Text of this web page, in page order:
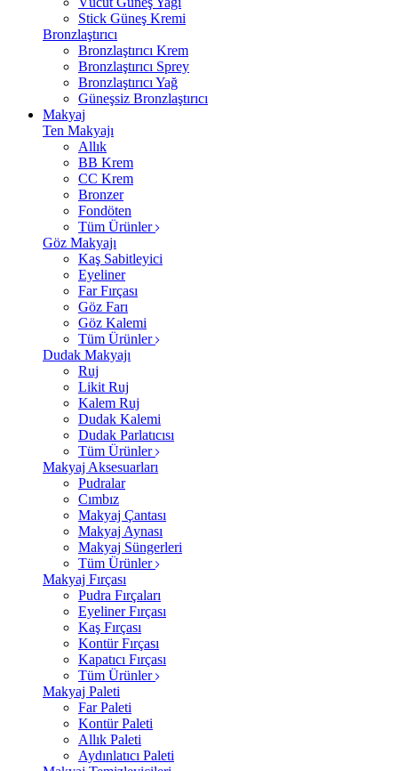
Stick Güneş Kremi
Bronzlaştırıcı
Bronzlaştırıcı Krem
Bronzlaştırıcı Sprey
Bronzlaştırıcı Yağ
Güneşsiz Bronzlaştırıcı
Makyaj
Ten Makyajı
Allık
BB Krem
CC Krem
Bronzer
Fondöten
Tüm Ürünler
Göz Makyajı
Kaş Sabitleyici
Eyeliner
Far Fırçası
Göz Farı
Göz Kalemi
Tüm Ürünler
Dudak Makyajı
Ruj
Likit Ruj
Kalem Ruj
Dudak Kalemi
Dudak Parlatıcısı
Tüm Ürünler
Makyaj Aksesuarları
Pudralar
Cımbız
Makyaj Çantası
Makyaj Aynası
Makyaj Süngerleri
Tüm Ürünler
Makyaj Fırçası
Pudra Fırçaları
Eyeliner Fırçası
Kaş Fırçası
Kontür Fırçası
Kapatıcı Fırçası
Tüm Ürünler
Makyaj Paleti
Far Paleti
Kontür Paleti
Allık Paleti
Aydınlatıcı Paleti